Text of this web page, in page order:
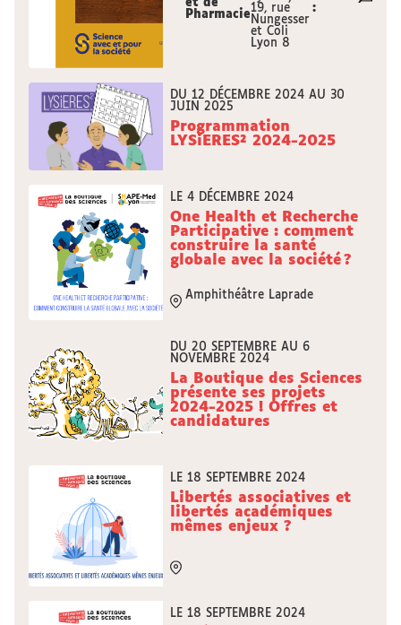
et de
Pharmacie19, rue
Nungesser
et Coli
Lyon 8
:
DU 12 DÉCEMBRE 2024 AU 30
JUIN 2025
Programmation
LYSiERES² 2024-2025
LE 4 DÉCEMBRE 2024
One Health et Recherche
Participative : comment
construire la santé
globale avec la société ?
Amphithéâtre Laprade
DU 20 SEPTEMBRE AU 6
NOVEMBRE 2024
La Boutique des Sciences
présente ses projets
2024-2025 ! Offres et
candidatures
LE 18 SEPTEMBRE 2024
Libertés associatives et
libertés académiques
mêmes enjeux ?
LE 18 SEPTEMBRE 2024